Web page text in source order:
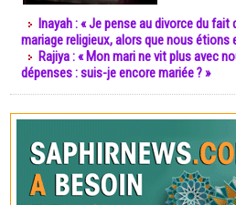
Inayah : « Je pense au divorce du
mariage religieux, alors que nous étions
Rajiya : « Mon mari ne vit plus avec
dépenses : suis-je encore mariée ? »